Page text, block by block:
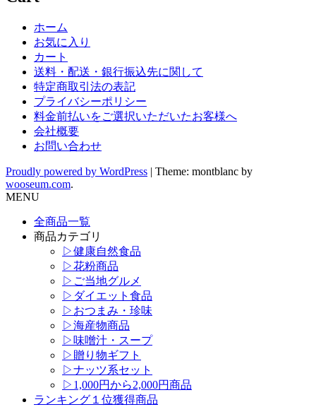
ホーム
お気に入り
カート
送料・配送・銀行振込先に関して
特定商取引法の表記
プライバシーポリシー
料金前払いをご選択いただいたお客様へ
会社概要
お問い合わせ
Proudly powered by WordPress | Theme: montblanc by
wooseum.com.
MENU
全商品一覧
商品カテゴリ
▷健康自然食品
▷花粉商品
▷ご当地グルメ
▷ダイエット食品
▷おつまみ・珍味
▷海産物商品
▷味噌汁・スープ
▷贈り物ギフト
▷ナッツ系セット
▷1,000円から2,000円商品
ランキング１位獲得商品